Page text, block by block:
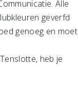
Alle
geverfd
genoeg en moet
heb je